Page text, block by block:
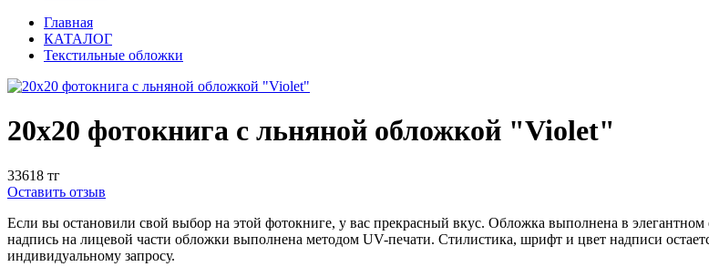
Главная
КАТАЛОГ
Текстильные обложки
20x20 фотокнига с льняной обложкой "Violet"
33618 тг
Оставить отзыв
Если вы остановили свой выбор на этой фотокниге, у вас прекрасный вкус. Обложка выполнена в
надпись на лицевой части обложки выполнена методом UV-печати. Стилистика, шрифт и цвет надписи
индивидуальному запросу.